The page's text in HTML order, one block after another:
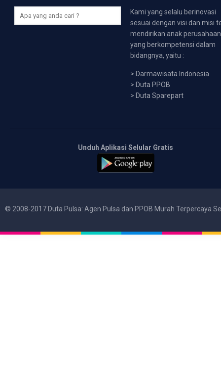
Kami yang selalu berinovasi
sesuai dengan visi dan misi
mendirikan anak perusahaan
yang berkompetensi dalam
bidangnya, yaitu :
> Darmawisata Indonesia
> Duta PPOB
> Duta Sparepart
Unduh Aplikasi Selular Gratis
© 2008-2017 Duta Pulsa: Agen Pulsa dan PPOB Murah Terpercaya